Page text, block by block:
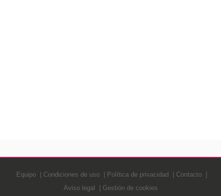
Equipo Condiciones de uso Política de privacidad
Contacto
Aviso legal
Gestión de cookies